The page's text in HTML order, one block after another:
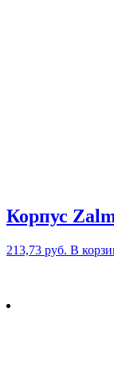
Корпус
213,73 руб. В